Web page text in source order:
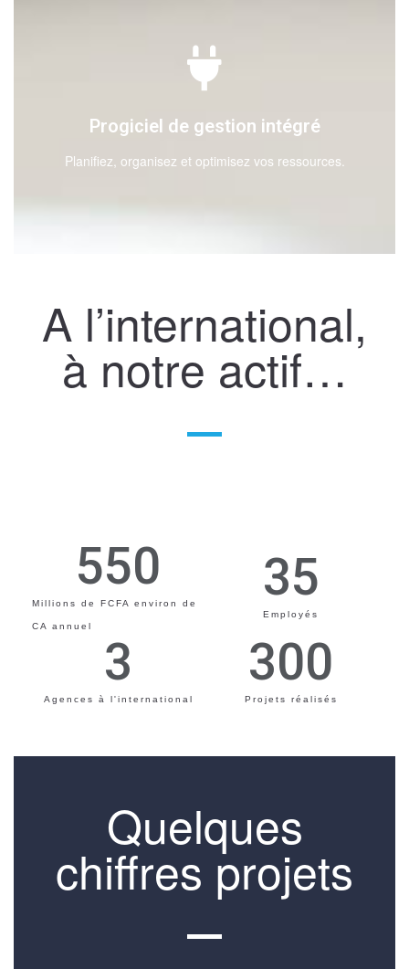
Progiciel de gestion intégré
Planifiez, organisez et optimisez vos ressources.
A l’international,
à notre actif…
Millions de FCFA environ de
CA annuel
550
Employés
35
Agences à l'international
3
Projets réalisés
300
Quelques
chiffres projets